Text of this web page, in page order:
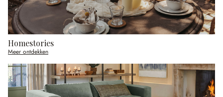
Homestories
Meer ontdekken